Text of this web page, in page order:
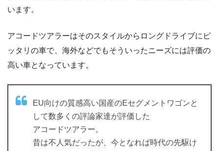
います。
アコードツアラーはそのスタイルからロングドライブにピ
ッタリの車で、海外などでもそういったニーズには評価の
高い車となっています。
EU向けの質感高い国産のEセグメントワゴンと
して数多くの評論家達が評価した
アコードツアラー。
昔は不人気だったが、今となれば時代の先駆け